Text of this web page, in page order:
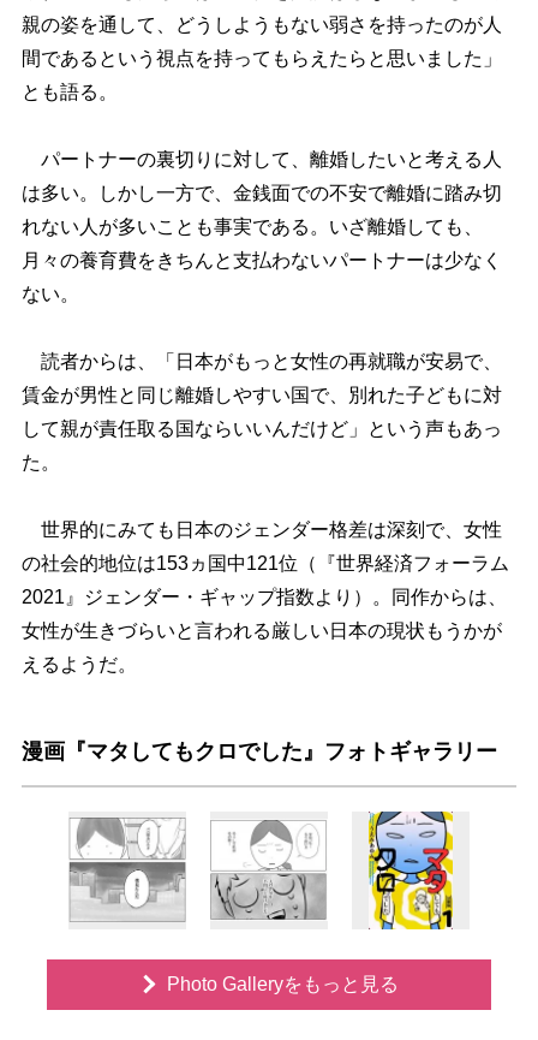
親の姿を通して、どうしようもない弱さを持ったのが人
間であるという視点を持ってもらえたらと思いました」
とも語る。
パートナーの裏切りに対して、離婚したいと考える人
は多い。しかし一方で、金銭面での不安で離婚に踏み切
れない人が多いことも事実である。いざ離婚しても、
月々の養育費をきちんと支払わないパートナーは少なく
ない。
読者からは、「日本がもっと女性の再就職が安易で、
賃金が男性と同じ離婚しやすい国で、別れた子どもに対
して親が責任取る国ならいいんだけど」という声もあっ
た。
世界的にみても日本のジェンダー格差は深刻で、女性
の社会的地位は153ヵ国中121位（『世界経済フォーラム
2021』ジェンダー・ギャップ指数より）。同作からは、
女性が生きづらいと言われる厳しい日本の現状もうかが
えるようだ。
漫画『マタしてもクロでした』フォトギャラリー
Photo Galleryをもっと見る